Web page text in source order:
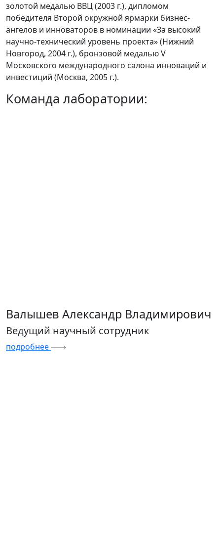
золотой медалью ВВЦ (2003 г.), дипломом
победителя Второй окружной ярмарки бизнес-
ангелов и инноваторов в номинации «За высокий
научно-технический уровень проекта» (Нижний
Новгород, 2004 г.), бронзовой медалью V
Московского международного салона инноваций и
инвестиций (Москва, 2005 г.).
Команда лаборатории:
Валышев Александр Владимирович
Ведущий научный сотрудник
подробнее